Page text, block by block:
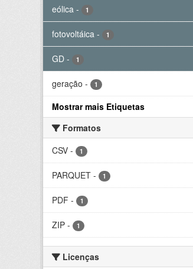
eólica - 1
fotovoltáica - 1
GD - 1
geração - 1
Mostrar mais Etiquetas
Formatos
CSV - 1
PARQUET - 1
PDF - 1
ZIP - 1
Licenças